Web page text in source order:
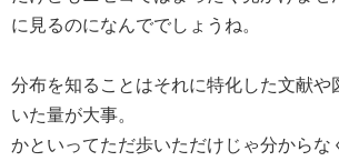
に見るのになんででしょうね。
分布を知ることはそれに特化した文献や
いた量が大事。
かといってただ歩いただけじゃ分から